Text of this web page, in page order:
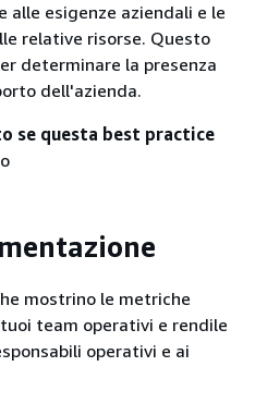
alle esigenze aziendali e le
relative risorse. Questo
determinare la presenza
dell'azienda.
se questa best practice
mostrino le metriche
team operativi e rendile
operativi e ai